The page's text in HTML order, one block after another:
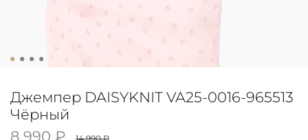
Джемпер DAISYKNIT VA25-0016-965513
Чёрный
8 990 ₽